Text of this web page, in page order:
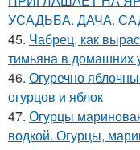
УСАДЬБА. ДАЧА.
45. Чабрец, как
тимьяна в домашних
46. Огуречно
огурцов и яблок
47. Огурцы
водкой. Огурцы,